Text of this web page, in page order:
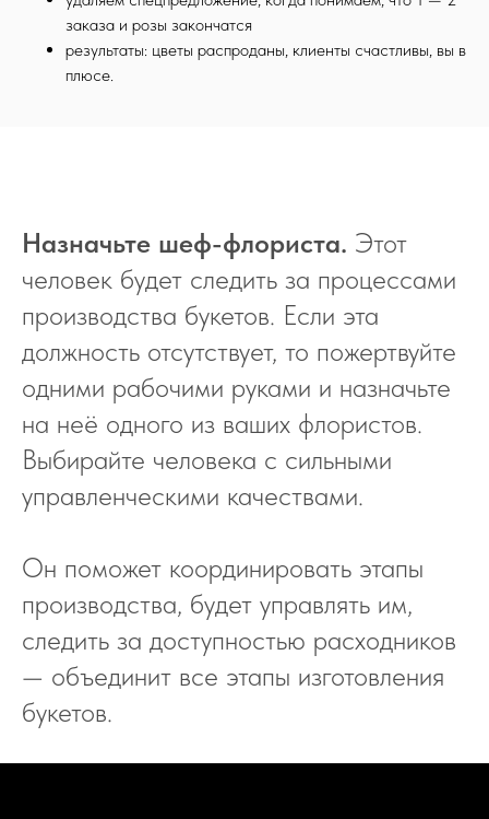
заказа и розы закончатся
результаты: цветы распроданы, клиенты счастливы, вы в
плюсе.
Назначьте шеф-флориста. Этот
человек будет следить за процессами
производства букетов. Если эта
должность отсутствует, то пожертвуйте
одними рабочими руками и назначьте
на неё одного из ваших флористов.
Выбирайте человека с сильными
управленческими качествами.
Он поможет координировать этапы
производства, будет управлять им,
следить за доступностью расходников
— объединит все этапы изготовления
букетов.
КОНТАКТЫ
+7 499 938-84-95
с 10:00 до 19:00 (+3 GMT)
договор оферты
7 секретов LB
ПОЛЕЗНОЕ
базы и фермы
биржа труда
подари курс
тест флориста
студия цветов
Lacy Bird Conf